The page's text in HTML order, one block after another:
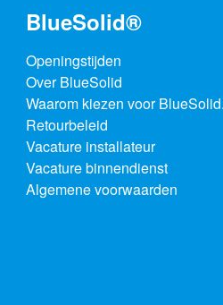
BlueSolid®
Openingstijden
Over BlueSolid
Waarom kiezen voor
Retourbeleid
Vacature installateur
Vacature binnendienst
Algemene voorwaarden